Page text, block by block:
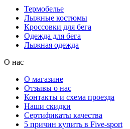
Термобелье
Лыжные костюмы
Кроссовки для бега
Одежда для бега
Лыжная одежда
О нас
О магазине
Отзывы о нас
Контакты и схема проезда
Наши скидки
Сертификаты качества
5 причин купить в Five-sport